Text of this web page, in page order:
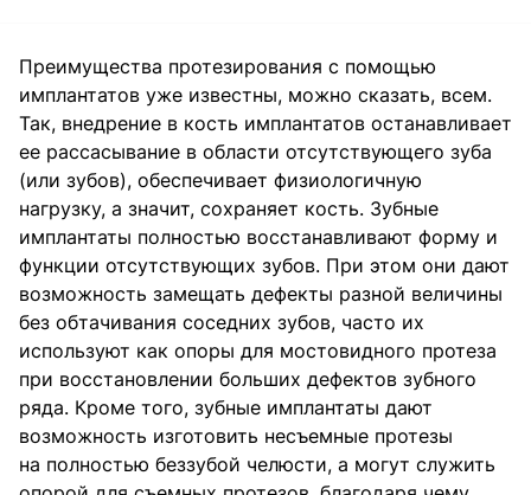
Преимущества протезирования с помощью
имплантатов уже известны, можно сказать, всем.
Так, внедрение в кость имплантатов останавливает
ее рассасывание в области отсутствующего зуба
(или зубов), обеспечивает физиологичную
нагрузку, а значит, сохраняет кость. Зубные
имплантаты полностью восстанавливают форму и
функции отсутствующих зубов. При этом они дают
возможность замещать дефекты разной величины
без обтачивания соседних зубов, часто их
используют как опоры для мостовидного протеза
при восстановлении больших дефектов зубного
ряда. Кроме того, зубные имплантаты дают
возможность изготовить несъемные протезы
на полностью беззубой челюсти, а могут служить